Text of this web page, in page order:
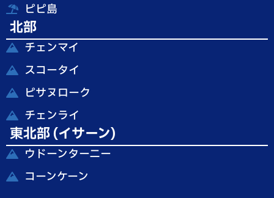
ピピ島
北部
チェンマイ
スコータイ
ピサヌローク
チェンライ
東北部 (イサーン)
ウドーンターニー
コーンケーン